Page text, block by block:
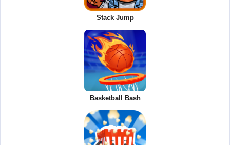
Stack Jump
Basketball Bash